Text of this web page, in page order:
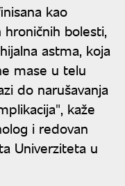
kao
bolesti,
astma, koja
mase u telu
do narušavanja
kaže
i redovan
Univerziteta u